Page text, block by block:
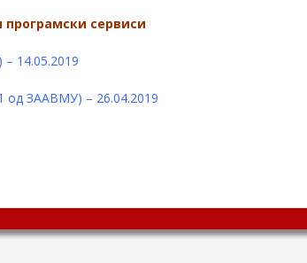
програмски сервиси
14.05.2019
од ЗААВМУ) – 26.04.2019